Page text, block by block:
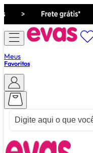
Meus
Favoritos